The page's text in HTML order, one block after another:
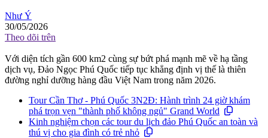
Như Ý
30/05/2026
Theo dõi trên
Với diện tích gần 600 km2 cùng sự bứt phá mạnh mẽ về hạ tầng
dịch vụ, Đảo Ngọc Phú Quốc tiếp tục khẳng định vị thế là thiên
đường nghỉ dưỡng hàng đầu Việt Nam trong năm 2026.
Tour Cần Thơ - Phú Quốc 3N2Đ: Hành trình 24 giờ khám
phá trọn vẹn "thành phố không ngủ" Grand World
Kinh nghiệm chọn các tour du lịch đảo Phú Quốc an toàn và
thú vị cho gia đình có trẻ nhỏ